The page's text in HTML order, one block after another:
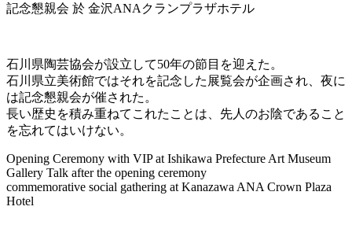
記念懇親会 於 金沢ANAクランプラザホテル
石川県陶芸協会が設立して50年の節目を迎えた。
石川県立美術館ではそれを記念した展覧会が企画され、夜に
は記念懇親会が催された。
長い歴史を積み重ねてこれたことは、先人のお陰であること
を忘れてはいけない。
Opening Ceremony with VIP at Ishikawa Prefecture Art Museum
Gallery Talk after the opening ceremony
commemorative social gathering at Kanazawa ANA Crown Plaza
Hotel